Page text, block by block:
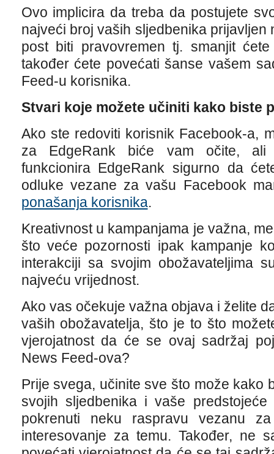
Ovo implicira da treba da postujete
najveći broj vaših sljedbenika prijavljen
post biti pravovremen tj. smanjit
također ćete povećati šanse vašem
Feed-u korisnika.
Stvari koje možete učiniti kako biste
Ako ste redoviti korisnik Facebook-a,
za EdgeRank biće vam očite, ali
funkcionira EdgeRank sigurno da
odluke vezane za vašu Facebook
ponašanja korisnika.
Kreativnost u kampanjama je važna,
što veće pozornosti ipak kampanje
interakciji sa svojim obožavateljima
najveću vrijednost.
Ako vas očekuje važna objava i želite
vaših obožavatelja, što je to što
vjerojatnost da će se ovaj sadržaj
News Feed-ova?
Prije svega, učinite sve što može kako
svojih sljedbenika i vaše
pokrenuti neku raspravu vezanu
interesovanje za temu. Također, ne